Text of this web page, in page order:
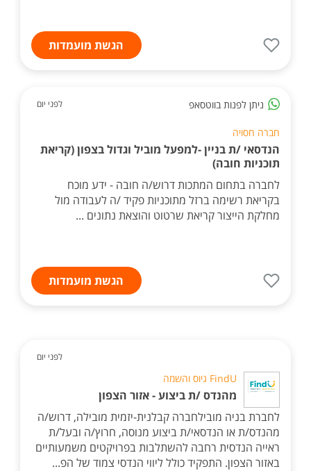
הגשת מועמדות
ניתן לפנות בווטסאפ לפני יום
חברה חסויה
הנדסאי /ת בניין -למפעל מוביל וגדול בצפון (קריאת
תוכניות חובה)
לחברה בתחום המתכות דרוש/ה חובה - ידע מוכח
בקריאת רשימה ברזל מתוכניות פקיד /ה לעבודה מול
מחלקת הייצור קריאת שרטוט והוצאת נתונים ...
הגשת מועמדות
לפני יום
FindU גיוס והשמה
מהנדס /ת ביצוע - אזור הצפון
לחברת בניה מובילחברה קבלנית-יזמית מובילה, דרוש/ה
מהנדס/ת או הנדסאי/ת ביצוע מנוסה, חרוץ/ה ובעל/ת
ראייה הנדסית רחבה להשתלבות בפרויקטים משמעותיים
באזור הצפון. התפקיד כולל ליווי הנדסי צמוד של הפ...